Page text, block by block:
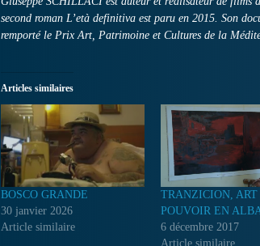
second roman L’età definitiva est paru en 2015. Son
remporté le Prix Art, Patrimoine et Cultures de la
Articles similaires
BOSCO GRANDE
30 janvier 2026
Article similaire
TRANZICION, ART
POUVOIR EN
6 décembre 2017
Article similaire